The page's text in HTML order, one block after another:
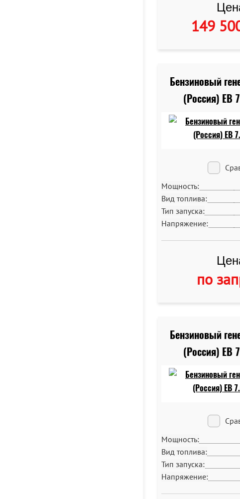
149
Бензиновый
(Россия) EB
Мощность:
Вид топлива:
Тип запуска:
Напряжение:
по
Бензиновый
(Россия) EB
Мощность:
Вид топлива:
Тип запуска:
Напряжение: